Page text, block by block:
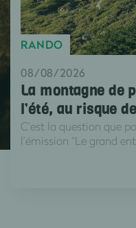
RANDO
08/08/2026
La montagne de
l’été, au risque
C’est la question que
l’émission “Le grand